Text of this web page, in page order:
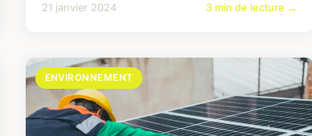
21 janvier 2024 3 min de lecture →
ENVIRONNEMENT